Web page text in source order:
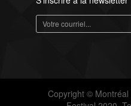
Copyright ©